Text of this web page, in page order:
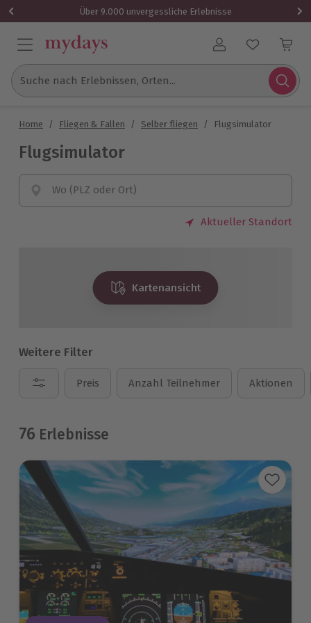
Über 9.000 unvergessliche Erlebnisse
Benutzerkonto
Suche nach Erlebnissen, Orten...
Home / Fliegen & Fallen / Selber fliegen / Flugsimulator
Flugsimulator
Wo (PLZ oder Ort)
Aktueller Standort
Kartenansicht
Weitere Filter
Preis Anzahl Teilnehmer Aktionen
76 Erlebnisse